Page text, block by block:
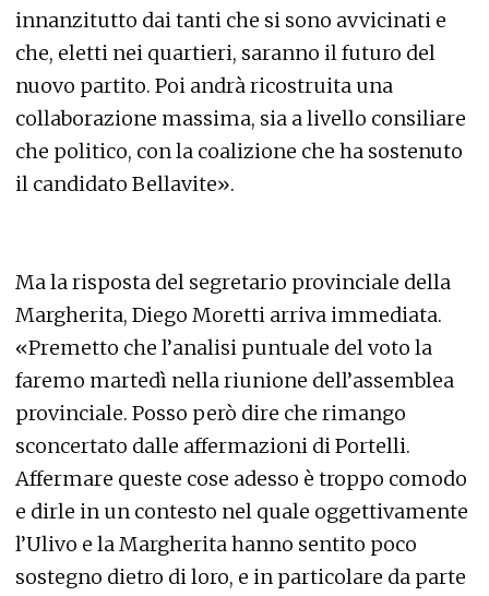
innanzitutto dai tanti che si sono avvicinati e
che, eletti nei quartieri, saranno il futuro del
nuovo partito. Poi andrà ricostruita una
collaborazione massima, sia a livello consiliare
che politico, con la coalizione che ha sostenuto
il candidato Bellavite».
Ma la risposta del segretario provinciale della
Margherita, Diego Moretti arriva immediata.
«Premetto che l’analisi puntuale del voto la
faremo martedì nella riunione dell’assemblea
provinciale. Posso però dire che rimango
sconcertato dalle affermazioni di Portelli.
Affermare queste cose adesso è troppo comodo
e dirle in un contesto nel quale oggettivamente
l’Ulivo e la Margherita hanno sentito poco
sostegno dietro di loro, e in particolare da parte